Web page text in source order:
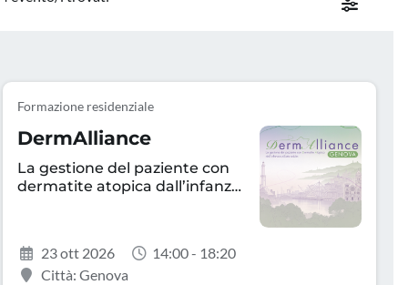
Formazione residenziale
DermAlliance
La gestione del paziente con
dermatite atopica dall’infanzia
23 ott 2026
14:00 - 18:20
Città: Genova